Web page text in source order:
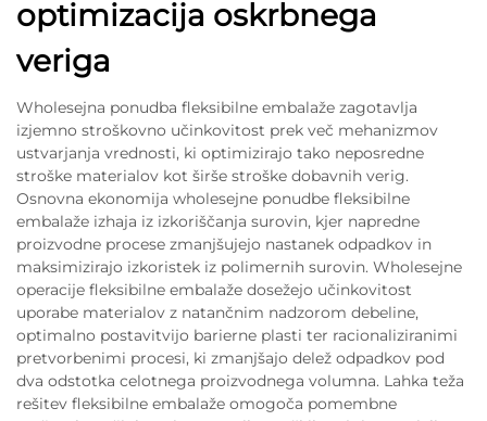
optimizacija oskrbnega
veriga
Wholesejna ponudba fleksibilne embalaže zagotavlja
izjemno stroškovno učinkovitost prek več mehanizmov
ustvarjanja vrednosti, ki optimizirajo tako neposredne
stroške materialov kot širše stroške dobavnih verig.
Osnovna ekonomija wholesejne ponudbe fleksibilne
embalaže izhaja iz izkoriščanja surovin, kjer napredne
proizvodne procese zmanjšujejo nastanek odpadkov in
maksimizirajo izkoristek iz polimernih surovin. Wholesejne
operacije fleksibilne embalaže dosežejo učinkovitost
uporabe materialov z natančnim nadzorom debeline,
optimalno postavitvijo barierne plasti ter racionaliziranimi
pretvorbenimi procesi, ki zmanjšajo delež odpadkov pod
dva odstotka celotnega proizvodnega volumna. Lahka teža
rešitev fleksibilne embalaže omogoča pomembne